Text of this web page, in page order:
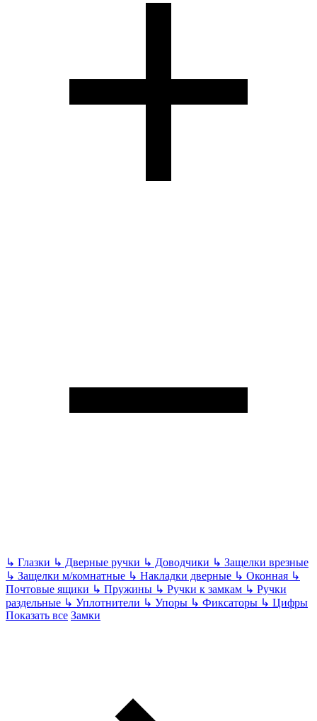
↳ Глазки ↳ Дверные ручки ↳ Доводчики ↳ Защелки врезные
↳ Защелки м/комнатные ↳ Накладки дверные ↳ Оконная ↳
Почтовые ящики ↳ Пружины ↳ Ручки к замкам ↳ Ручки
раздельные ↳ Уплотнители ↳ Упоры ↳ Фиксаторы ↳ Цифры
Показать все Замки